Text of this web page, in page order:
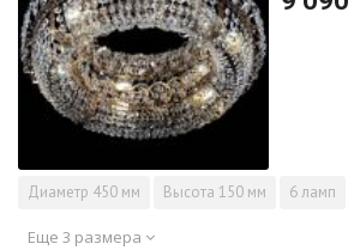
Диаметр 450 мм Высота 150 мм 6 ламп
Еще 3 размера